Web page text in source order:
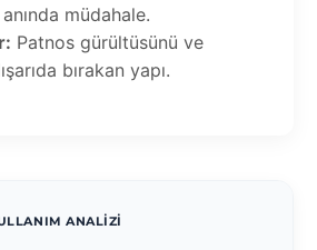
müdahale.
Patnos gürültüsünü ve
bırakan yapı.
ANALIZI